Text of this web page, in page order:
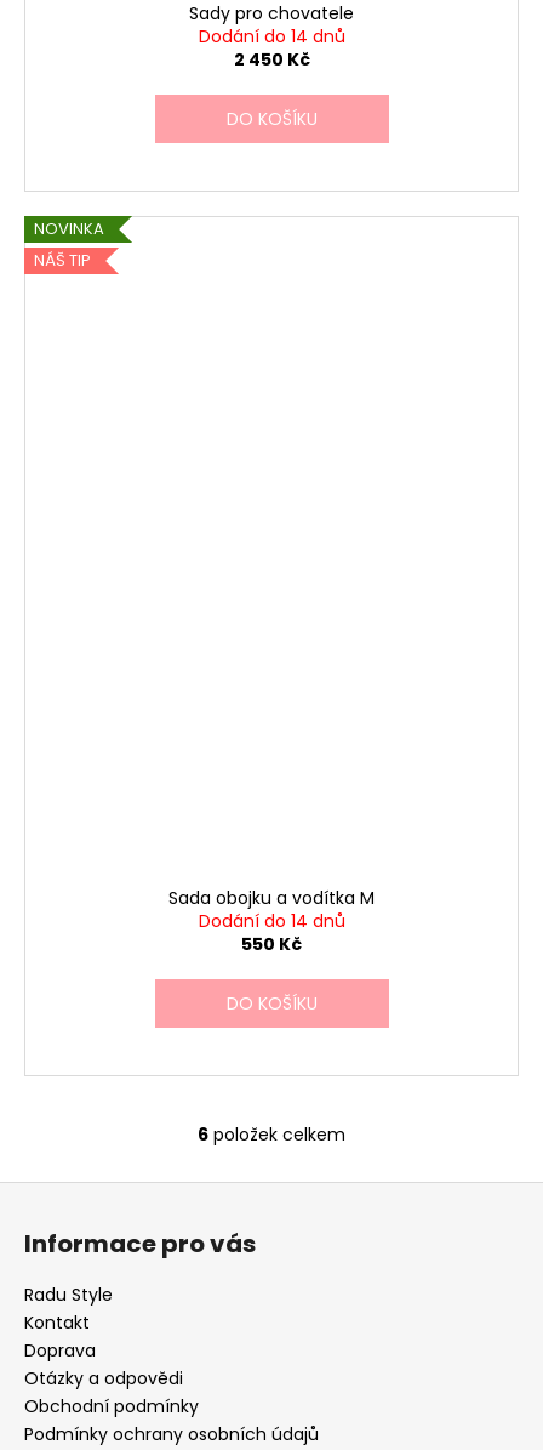
Sady pro chovatele
Dodání do 14 dnů
2 450 Kč
DO KOŠÍKU
NOVINKA
NÁŠ TIP
Sada obojku a vodítka M
Dodání do 14 dnů
550 Kč
DO KOŠÍKU
O
k
6 položek celkem
Z
Informace pro vás
Radu Style
Kontakt
Doprava
Otázky a odpovědi
Obchodní podmínky
Podmínky ochrany osobních údajů